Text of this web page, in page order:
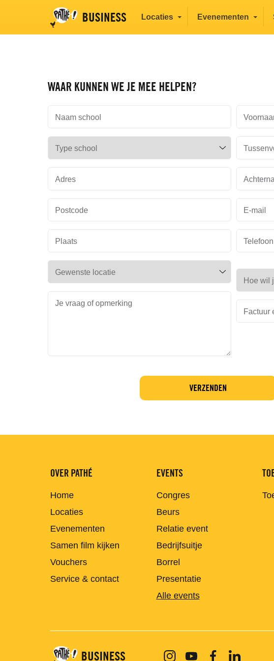
BUSINESS Locaties Evenementen
WAAR KUNNEN WE JE MEE HELPEN?
Naam school
Type school
Adres
Postcode
Plaats
Gewenste locatie
Je vraag of opmerking
E-mail
Telefoon
Hoe wil
Factuur
OVER PATHÉ
Home
Locaties
Evenementen
Samen film kijken
Vouchers
Service & contact
EVENTS
Congres
Beurs
Relatie event
Bedrijfsuitje
Borrel
Presentatie
Alle events
BUSINESS